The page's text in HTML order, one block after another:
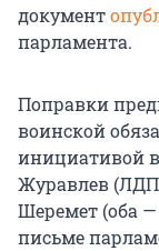
документ
парламента.
Поправки
воинской
инициативой
Журавлев
Шеремет (оба —
письме